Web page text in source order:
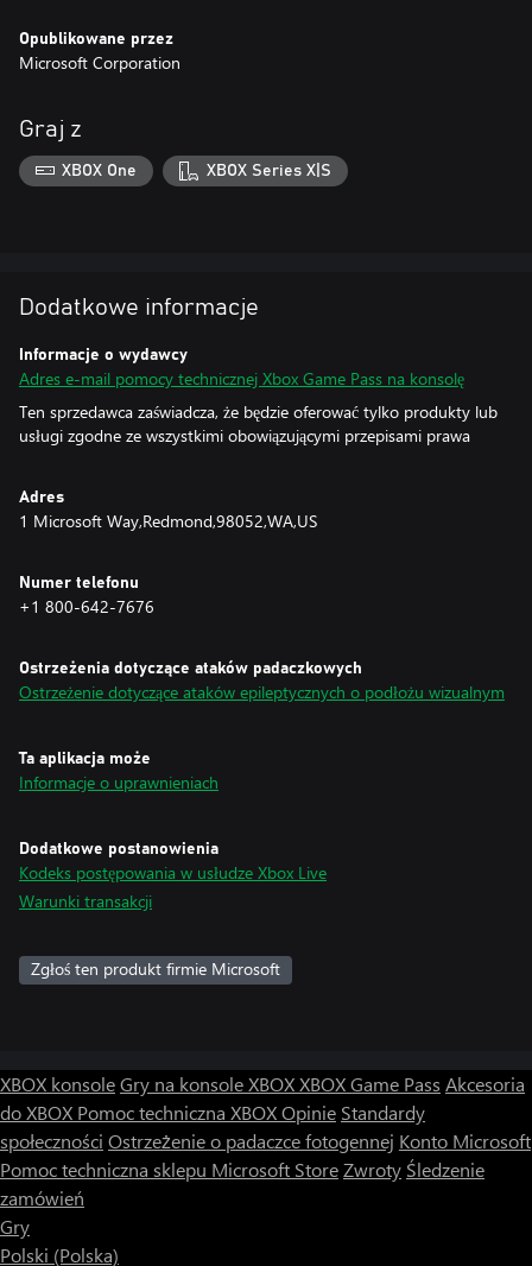
Opublikowane przez
Microsoft Corporation
Graj z
XBOX One XBOX Series X|S
Dodatkowe informacje
Informacje o wydawcy
Adres e-mail pomocy technicznej Xbox Game Pass na konsolę
Ten sprzedawca zaświadcza, że będzie oferować tylko produkty lub
usługi zgodne ze wszystkimi obowiązującymi przepisami prawa
Adres
1 Microsoft Way,Redmond,98052,WA,US
Numer telefonu
+1 800-642-7676
Ostrzeżenia dotyczące ataków padaczkowych
Ostrzeżenie dotyczące ataków epileptycznych o podłożu wizualnym
Ta aplikacja może
Informacje o uprawnieniach
Dodatkowe postanowienia
Kodeks postępowania w usłudze Xbox Live
Warunki transakcji
Zgłoś ten produkt firmie Microsoft
XBOX konsoleGry na konsole XBOXXBOX Game Pass Akcesoria
do XBOX Pomoc techniczna XBOXOpinie Standardy
społeczności Ostrzeżenie o padaczce fotogennej Konto Microsoft
Pomoc techniczna sklepu Microsoft StoreZwroty Śledzenie
zamówień
Gry
Polski (Polska)